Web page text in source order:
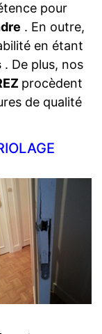
pour
. En outre,
en étant
. De plus, nos
procèdent
de qualité